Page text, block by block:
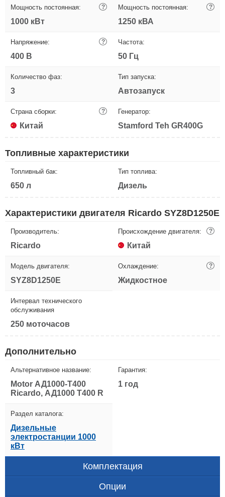
Мощность постоянная: ?
1000 кВт
Мощность постоянная: ?
1250 кВА
Напряжение: ?
400 В
Частота:
50 Гц
Количество фаз:
3
Тип запуска:
Автозапуск
Страна сборки: ?
Китай
Генератор:
Stamford Teh GR400G
Топливные характеристики
Топливный бак:
650 л
Тип топлива:
Дизель
Характеристики двигателя Ricardo SYZ8D1250E
Производитель:
Ricardo
Происхождение двигателя: ?
Китай
Модель двигателя:
SYZ8D1250E
Охлаждение: ?
Жидкостное
Интервал технического
обслуживания
250 моточасов
Дополнительно
Альтернативное название:
Motor АД1000-Т400
Ricardo, АД1000 Т400 R
Гарантия:
1 год
Раздел каталога:
Дизельные
электростанции 1000
кВт
Комплектация
Опции